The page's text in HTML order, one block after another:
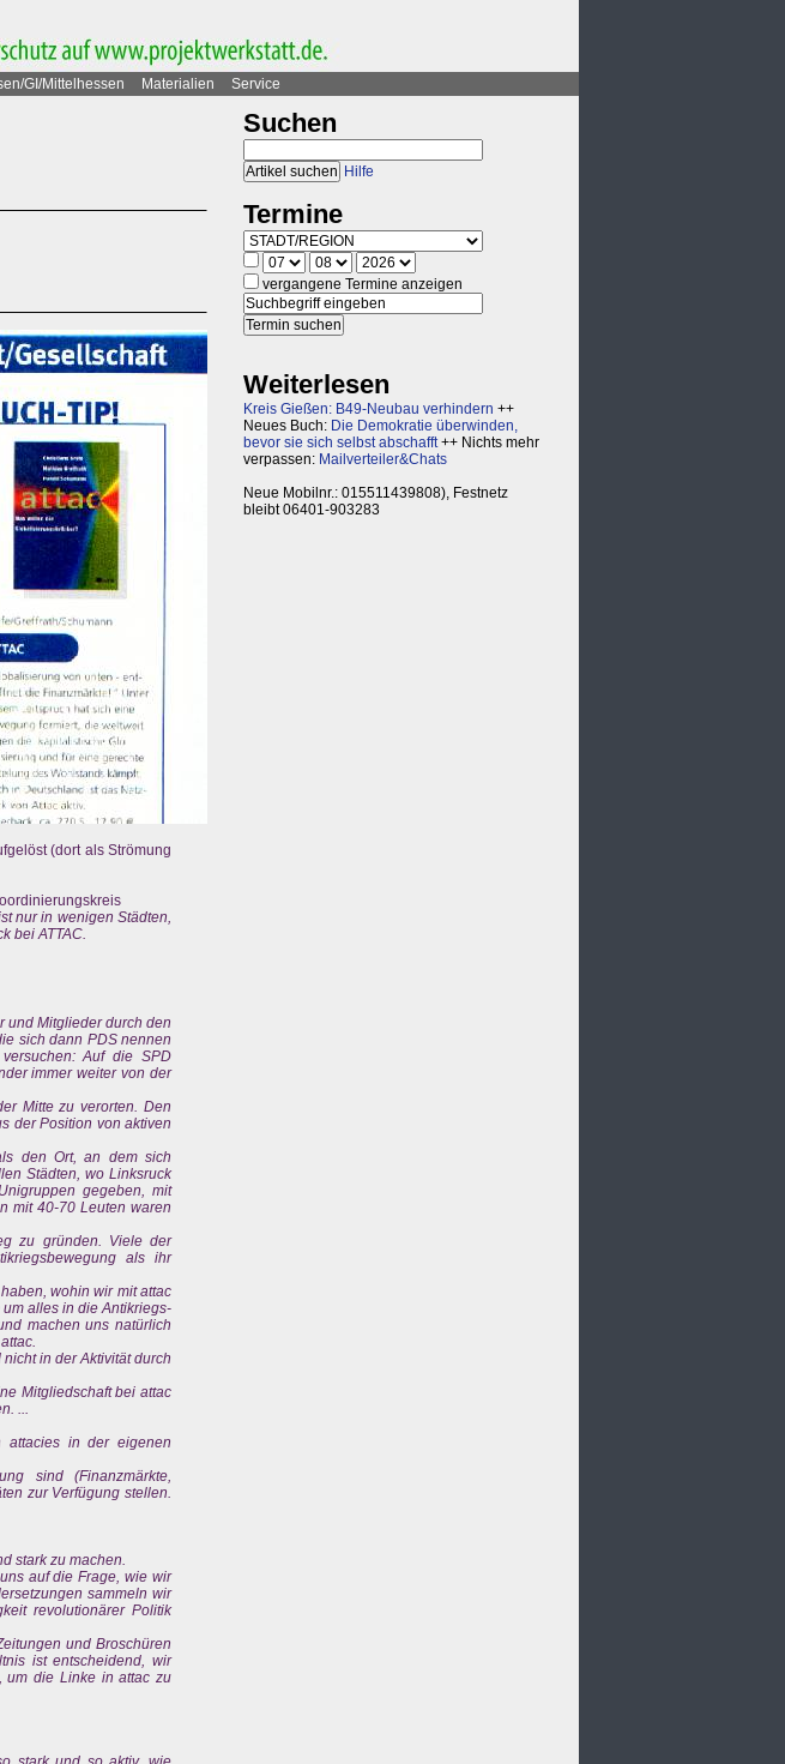
GI/Mittelhessen Materialien
Service
(dort als Strömung
nur in wenigen Städten,
bei ATTAC.
und Mitglieder durch den
sich dann PDS nennen
Auf die SPD
immer weiter von der
Mitte zu verorten. Den
der Position von aktiven
den Ort, an dem sich
Städten, wo Linksruck
gegeben, mit
mit 40-70 Leuten waren
zu gründen. Viele der
als ihr
wohin wir mit attac
alles in die Antikriegs-
machen uns natürlich
in der Aktivität durch
Mitgliedschaft bei attac
...
attacies in der eigenen
sind (Finanzmärkte,
zur Verfügung stellen.
stark zu machen.
auf die Frage, wie wir
sammeln wir
revolutionärer Politik
und Broschüren
ist entscheidend, wir
um die Linke in attac zu
Suchen
Hilfe
Termine
vergangene Termine anzeigen
Weiterlesen
Kreis Gießen: B49-Neubau verhindern ++
Neues Buch: Die Demokratie überwinden,
bevor sie sich selbst abschafft++ Nichts mehr
verpassen: Mailverteiler&Chats
Neue Mobilnr.: 015511439808), Festnetz
bleibt 06401-903283